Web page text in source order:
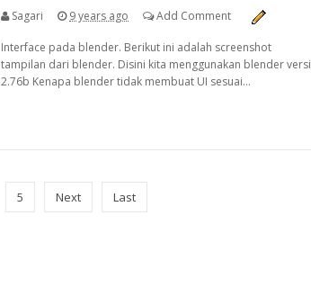
Sagari 9 years ago Add Comment
Interface pada blender. Berikut ini adalah screenshot
tampilan dari blender. Disini kita menggunakan blender versi
2.76b Kenapa blender tidak membuat UI sesuai...
5 Next Last